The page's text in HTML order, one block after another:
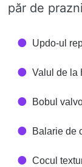
păr de
Updo-ul
Valul de la
Bobul
Balarie de
Cocul